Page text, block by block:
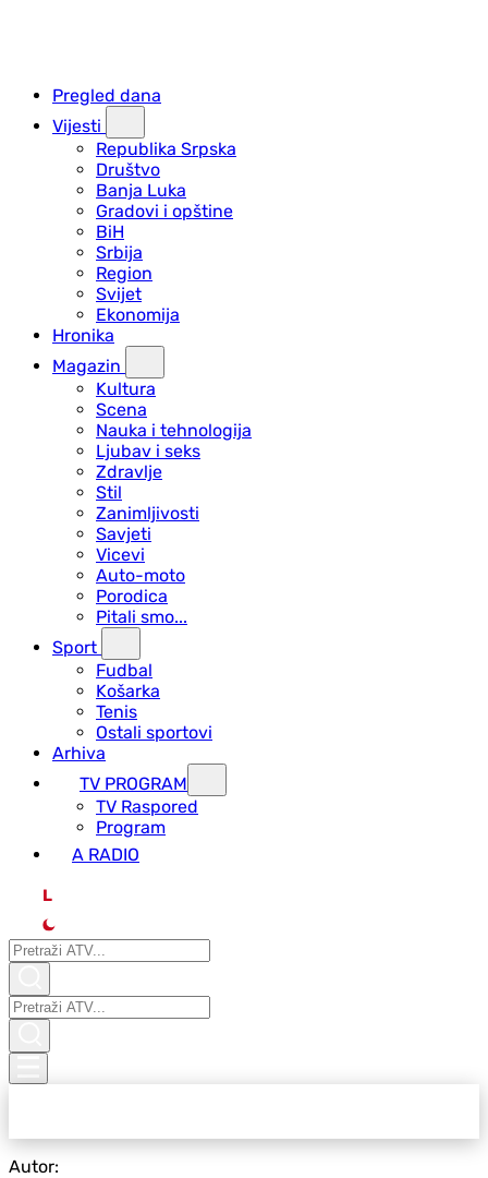
Pregled dana
Vijesti
Republika Srpska
Društvo
Banja Luka
Gradovi i opštine
BiH
Srbija
Region
Svijet
Ekonomija
Hronika
Magazin
Kultura
Scena
Nauka i tehnologija
Ljubav i seks
Zdravlje
Stil
Zanimljivosti
Savjeti
Vicevi
Auto-moto
Porodica
Pitali smo...
Sport
Fudbal
Košarka
Tenis
Ostali sportovi
Arhiva
TV PROGRAM
ТV Raspored
Program
A RADIO
L
Autor: